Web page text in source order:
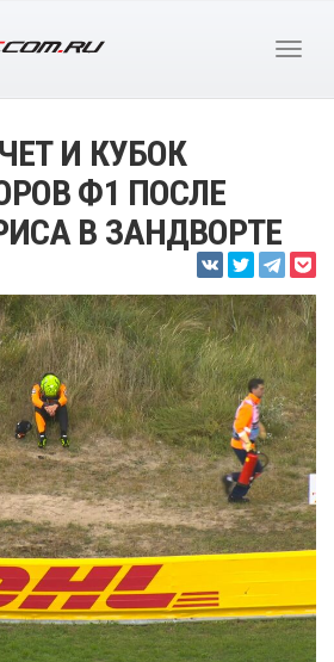
И КУБОК
Ф1 ПОСЛЕ
В ЗАНДВОРТЕ